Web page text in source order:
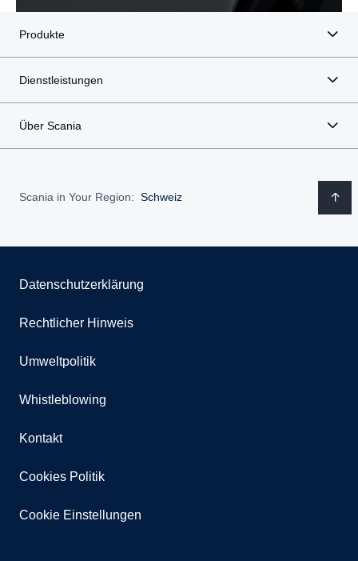
Produkte
Dienstleistungen
Über Scania
Scania in Your Region: Schweiz
Datenschutzerklärung
Rechtlicher Hinweis
Umweltpolitik
Whistleblowing
Kontakt
Cookies Politik
Cookie Einstellungen